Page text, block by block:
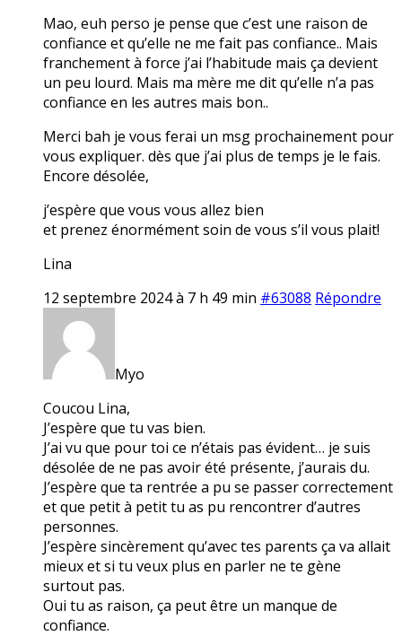
Mao, euh perso je pense que c’est une raison de
confiance et qu’elle ne me fait pas confiance.. Mais
franchement à force j’ai l’habitude mais ça devient
un peu lourd. Mais ma mère me dit qu’elle n’a pas
confiance en les autres mais bon..
Merci bah je vous ferai un msg prochainement pour
vous expliquer. dès que j’ai plus de temps je le fais.
Encore désolée,
j’espère que vous vous allez bien
et prenez énormément soin de vous s’il vous plait!
Lina
12 septembre 2024 à 7 h 49 min #63088 Répondre
Myo
Coucou Lina,
J’espère que tu vas bien.
J’ai vu que pour toi ce n’étais pas évident… je suis
désolée de ne pas avoir été présente, j’aurais du.
J’espère que ta rentrée a pu se passer correctement
et que petit à petit tu as pu rencontrer d’autres
personnes.
J’espère sincèrement qu’avec tes parents ça va allait
mieux et si tu veux plus en parler ne te gène
surtout pas.
Oui tu as raison, ça peut être un manque de
confiance.